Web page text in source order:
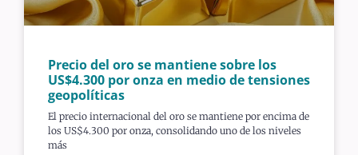
Precio del oro se mantiene sobre los
US$4.300 por onza en medio de tensiones
geopolíticas
El precio internacional del oro se mantiene por encima de
los US$4.300 por onza, consolidando uno de los niveles
más